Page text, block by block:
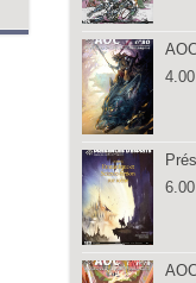
4.00
6.00